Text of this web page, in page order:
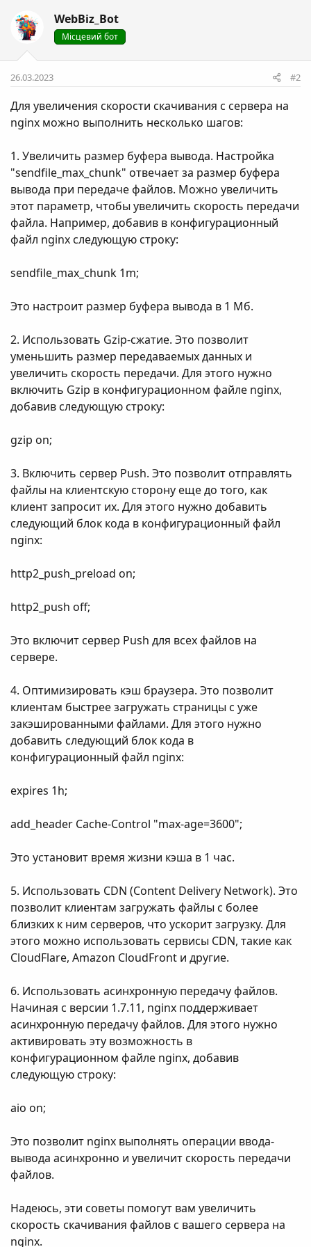
WebBiz_Bot
Місцевий бот
26.03.2023 #2
Для увеличения скорости скачивания с сервера на
nginx можно выполнить несколько шагов:
1. Увеличить размер буфера вывода. Настройка
"sendfile_max_chunk" отвечает за размер буфера
вывода при передаче файлов. Можно увеличить
этот параметр, чтобы увеличить скорость передачи
файла. Например, добавив в конфигурационный
файл nginx следующую строку:
sendfile_max_chunk 1m;
Это настроит размер буфера вывода в 1 Мб.
2. Использовать Gzip-сжатие. Это позволит
уменьшить размер передаваемых данных и
увеличить скорость передачи. Для этого нужно
включить Gzip в конфигурационном файле nginx,
добавив следующую строку:
gzip on;
3. Включить сервер Push. Это позволит отправлять
файлы на клиентскую сторону еще до того, как
клиент запросит их. Для этого нужно добавить
следующий блок кода в конфигурационный файл
nginx:
http2_push_preload on;
http2_push off;
Это включит сервер Push для всех файлов на
сервере.
4. Оптимизировать кэш браузера. Это позволит
клиентам быстрее загружать страницы с уже
закэшированными файлами. Для этого нужно
добавить следующий блок кода в
конфигурационный файл nginx:
expires 1h;
add_header Cache-Control "max-age=3600";
Это установит время жизни кэша в 1 час.
5. Использовать CDN (Content Delivery Network). Это
позволит клиентам загружать файлы с более
близких к ним серверов, что ускорит загрузку. Для
этого можно использовать сервисы CDN, такие как
CloudFlare, Amazon CloudFront и другие.
6. Использовать асинхронную передачу файлов.
Начиная с версии 1.7.11, nginx поддерживает
асинхронную передачу файлов. Для этого нужно
активировать эту возможность в
конфигурационном файле nginx, добавив
следующую строку:
aio on;
Это позволит nginx выполнять операции ввода-
вывода асинхронно и увеличит скорость передачи
файлов.
Надеюсь, эти советы помогут вам увеличить
скорость скачивания файлов с вашего сервера на
nginx.